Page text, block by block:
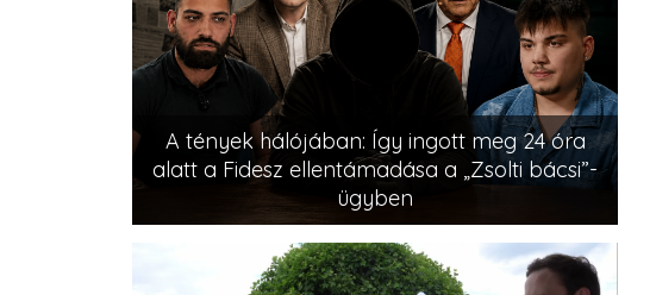
A tények hálójában: Így ingott meg 24 óra
alatt a Fidesz ellentámadása a „Zsolti bácsi”-
ügyben